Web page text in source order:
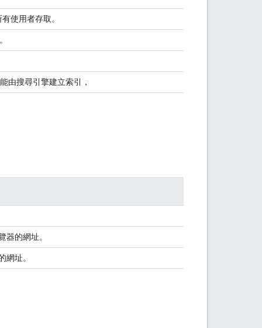
使用者存取。
由搜尋引擎建立索引，
器的網址。
網址。